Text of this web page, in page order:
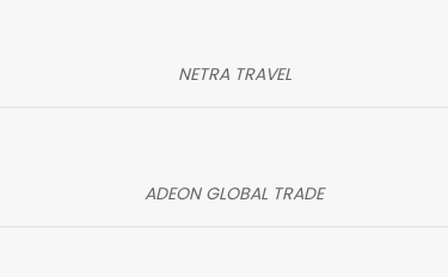
NETRA TRAVEL
ADEON GLOBAL TRADE